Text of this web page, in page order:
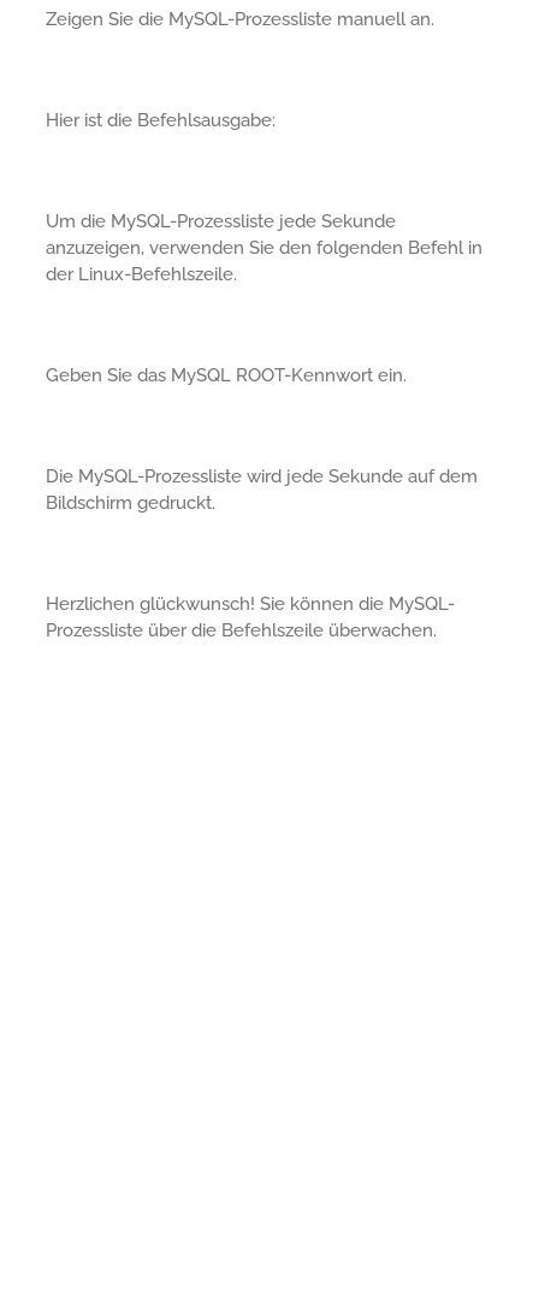
Zeigen Sie die MySQL-Prozessliste manuell an.
Hier ist die Befehlsausgabe:
Um die MySQL-Prozessliste jede Sekunde
anzuzeigen, verwenden Sie den folgenden Befehl in
der Linux-Befehlszeile.
Geben Sie das MySQL ROOT-Kennwort ein.
Die MySQL-Prozessliste wird jede Sekunde auf dem
Bildschirm gedruckt.
Herzlichen glückwunsch! Sie können die MySQL-
Prozessliste über die Befehlszeile überwachen.